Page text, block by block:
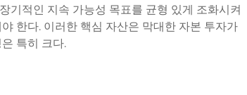
기적인 지속 가능성 목표를 균형 있게 조화시켜
한다. 이러한 핵심 자산은 막대한 자본 투자가
특히 크다.